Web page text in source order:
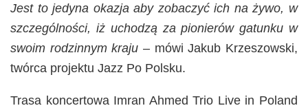
Jest to jedyna okazja aby zobaczyć ich na żywo, w
szczególności, iż uchodzą za pionierów gatunku w
swoim rodzinnym kraju – mówi Jakub Krzeszowski,
twórca projektu Jazz Po Polsku.
Trasa koncertowa Imran Ahmed Trio Live in Poland